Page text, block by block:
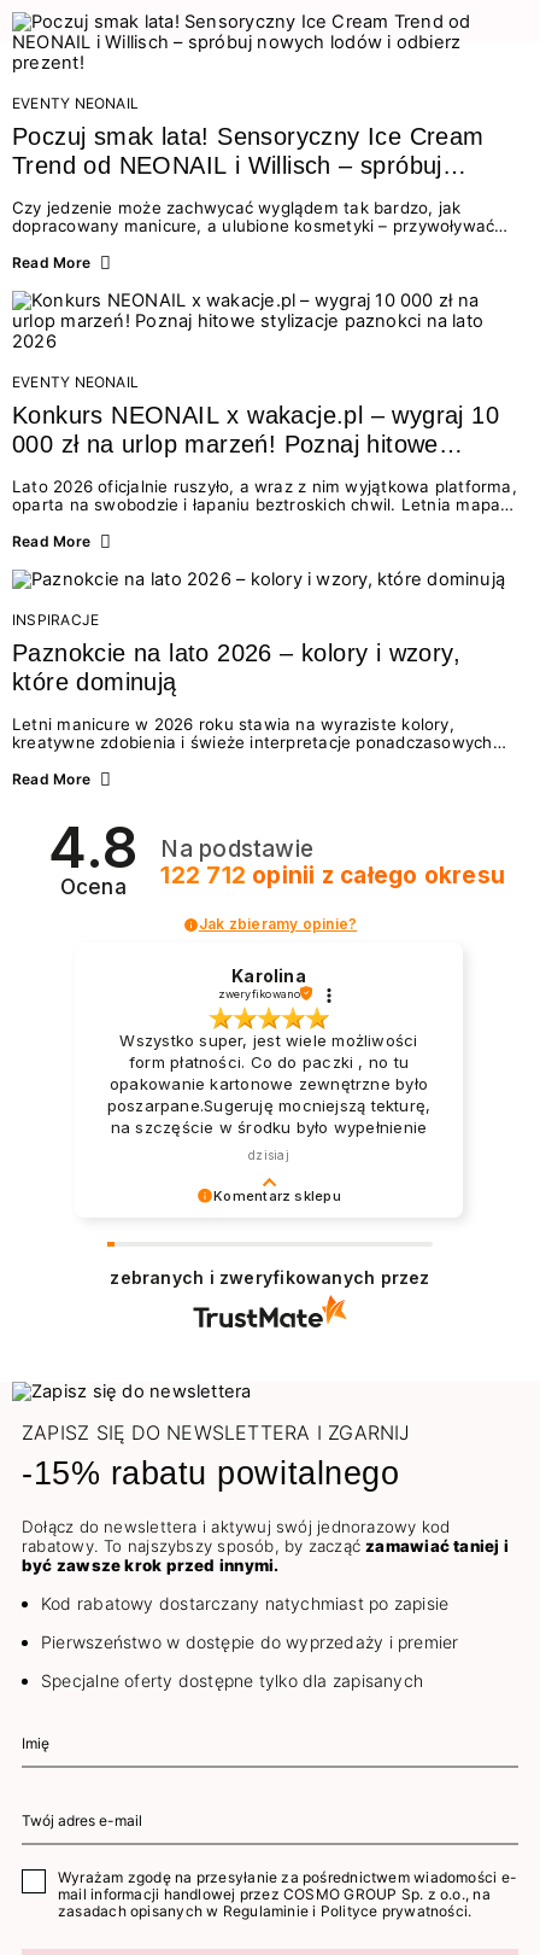
EVENTY NEONAIL
Poczuj smak lata! Sensoryczny Ice Cream
Trend od NEONAIL i Willisch – spróbuj
nowych lodów i odbierz prezent!
Czy jedzenie może zachwycać wyglądem tak bardzo, jak
dopracowany manicure, a ulubione kosmetyki – przywoływać
świata beauty i oszałamiających deserów to coś więcej niż
zmysłami: przez soczysty kolor, aksamitną teksturę,
orzeźwiający zapach i słodki akcent na podniebieniu. Tego lata
NEONAIL łączy siły z marką Willisch, tworząc unikalny projekt
na styku jedzenia i piękna....
Read More
EVENTY NEONAIL
Konkurs NEONAIL x wakacje.pl – wygraj 10
000 zł na urlop marzeń! Poznaj hitowe
Lato 2026 oficjalnie ruszyło, a wraz z nim wyjątkowa platforma,
oparta na swobodzie i łapaniu beztroskich chwil. Letnia mapa
doświadczenia wakacji – od spontanicznych wyjazdów, przez
Motywem przewodnim jest eksplorowanie i kolekcjonowanie
letnich momentów. Z tej okazji przygotowaliśmy coś absolutnie
wyjątkowego: wielki konkurs z wakacje.pl oraz dawkę
najgorętszych trendów w...
Read More
INSPIRACJE
Paznokcie na lato 2026 – kolory i wzory,
które dominują
Letni manicure w 2026 roku stawia na wyraziste kolory,
kreatywne zdobienia i świeże interpretacje ponadczasowych
zarówno energetycznych odcieni inspirowanych wakacjami, jak
2026? Znajdź inspirację dla swojego manicure!
Read More
4.8
Ocena
Na podstawie
122 712 opinii z całego okresu
Jak zbieramy opinie?
Komentarz sklepu
klienta i Twoja recenzja potwierdza nasze
wysiłki - dziękujemy raz jeszcze i mamy
nadzieję - do szybkiego zobaczenia!
Karolina
zweryfikowano
Wszystko super, jest wiele możliwości
form płatności. Co do paczki , no tu
opakowanie kartonowe zewnętrzne było
poszarpane.Sugeruję mocniejszą tekturę,
na szczęście w środku było wypełnienie
foliowe i to zabezpieczyło produkty.
widać było wnętrze, strasznie żałuję że
dostałam na drugi dzień. Akurat na Wasze
produkty mogłabym czekać i dłużej. Od lat
kocham na nich pracować, niezawodna
dzisiaj
zebranych i zweryfikowanych przez
ZAPISZ SIĘ DO NEWSLETTERA I ZGARNIJ
-15% rabatu powitalnego
Dołącz do newslettera i aktywuj swój jednorazowy kod
rabatowy. To najszybszy sposób, by zacząćzamawiać taniej i
być zawsze krok przed innymi.
Kod rabatowy dostarczany natychmiast po zapisie
Pierwszeństwo w dostępie do wyprzedaży i premier
Specjalne oferty dostępne tylko dla zapisanych
Wyrażam zgodę na przesyłanie za pośrednictwem wiadomości e-
mail informacji handlowej przez COSMO GROUP Sp. z o.o., na
zasadach opisanych w Regulaminie i Polityce prywatności.